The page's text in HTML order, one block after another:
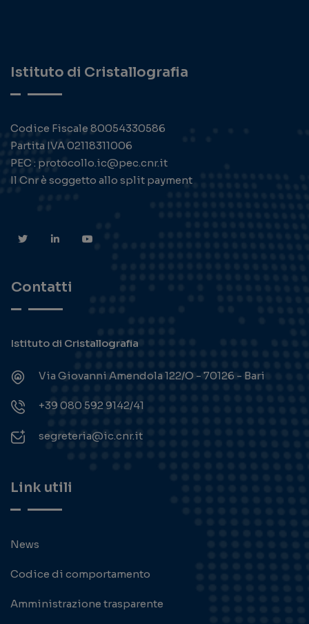
Istituto di Cristallografia
Codice Fiscale 80054330586
Partita IVA 02118311006
PEC : protocollo.ic@pec.cnr.it
Il Cnr è soggetto allo split payment
Contatti
Istituto di Cristallografia
Via Giovanni Amendola 122/O - 70126 - Bari
+39 080 592 9142/41
segreteria@ic.cnr.it
Link utili
News
Codice di comportamento
Amministrazione trasparente